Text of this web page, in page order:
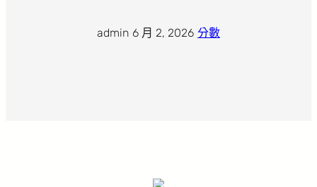
admin 6 月 2, 2026 分數